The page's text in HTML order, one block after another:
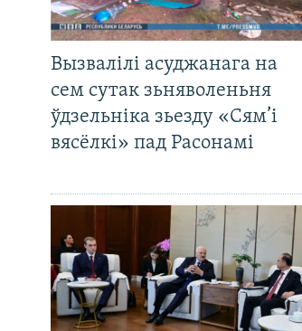
Вызвалілі асуджанага на
сем сутак зьняволеньня
ўдзельніка зьезду «Сям’і
вясёлкі» пад Расонамі